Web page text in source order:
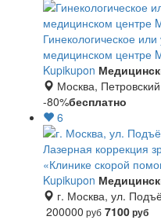
Гинекологическое
медицинском центре
Kupikupon
Москва,
-80%бесплатно
6
Лазерная коррекция
«Клинике скорой
Kupikupon
г. Москва, ул.
200000 руб 7100руб